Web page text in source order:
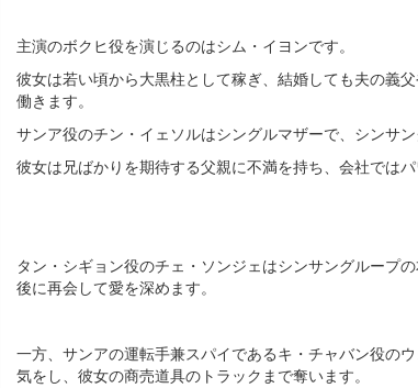
主演のボクヒ役を演じるのはシム・イヨンです。
彼女は若い頃から大黒柱として稼ぎ、結婚しても夫の義
働きます。
サンア役のチン・イェソルはシングルマザーで、シンサ
彼女は兄ばかりを期待する父親に不満を持ち、会社では
タン・シギョン役のチェ・ソンジェはシンサングループ
後に再会して愛を深めます。
一方、サンアの運転手兼スパイであるキ・チャバン役の
気をし、彼女の商売道具のトラックまで奪います​​​​。